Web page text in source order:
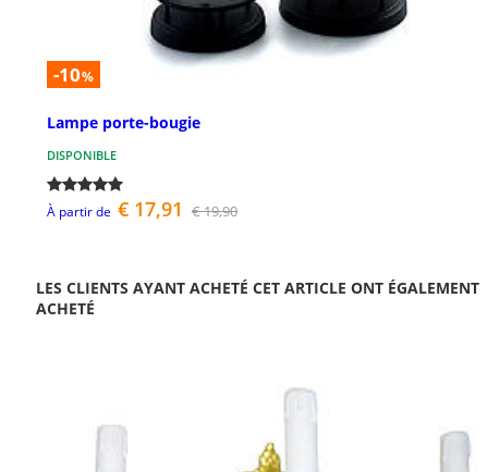
-10%
Lampe porte-bougie
DISPONIBLE
À partir de € 17,91 € 19,90
LES CLIENTS AYANT ACHETÉ CET ARTICLE ONT ÉGALEMENT
ACHETÉ